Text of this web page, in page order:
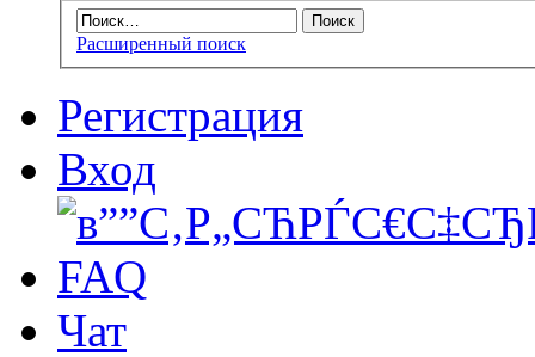
Расширенный поиск
Регистрация
Вход
FAQ
Чат